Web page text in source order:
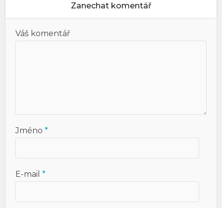
Zanechat komentář
Váš komentář
Jméno*
E-mail*